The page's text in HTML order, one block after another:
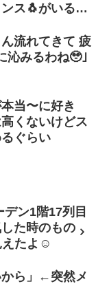
ス🐧がいると
流れてきて 疲
沁みるわね🥹｣
当〜に好き
くないけどス
ぐらい
ン1階17列目
た時のもの
えたよ☺
から」←突然メ